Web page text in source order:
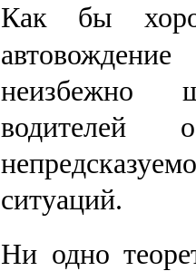
Как бы
неизбежно
водителей
ситуаций.
Ни одно